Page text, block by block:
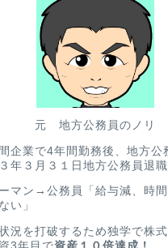
元 地方公務員のノリ
企業で4年間勤務後、地方公
年３月３１日地方公務員退職
マン→公務員「給与減、時間
い」
況を打破するため独学で株